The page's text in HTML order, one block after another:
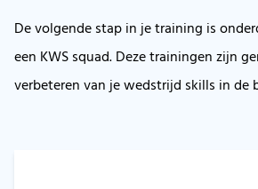
De volgende stap in je training is
een KWS squad. Deze trainingen zijn
verbeteren van je wedstrijd skills in de